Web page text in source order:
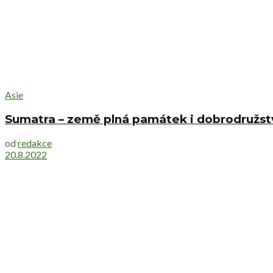
Asie
Sumatra – země plná památek i
od redakce
20.8.2022